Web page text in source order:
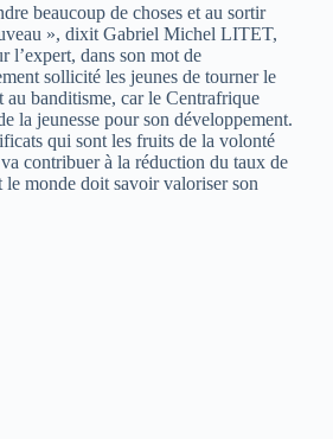
beaucoup de choses et au sortir
», dixit Gabriel Michel LITET,
dans son mot de
sollicité les jeunes de tourner le
au banditisme, car le Centrafrique
la jeunesse pour son développement.
qui sont les fruits de la volonté
contribuer à la réduction du taux de
le monde doit savoir valoriser son